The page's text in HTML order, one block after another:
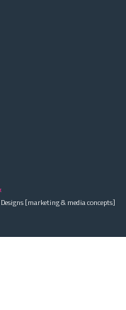
Designs[marketing & media concepts]